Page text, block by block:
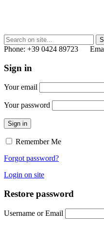
Phone: +39 0424 89723
Sign in
Your email
Your password
Sign in
Remember Me
Forgot password?
Login on site
Restore password
Username or Email